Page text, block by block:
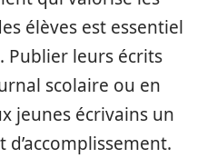
élèves est essentiel
leurs écrits
scolaire ou en
jeunes écrivains un